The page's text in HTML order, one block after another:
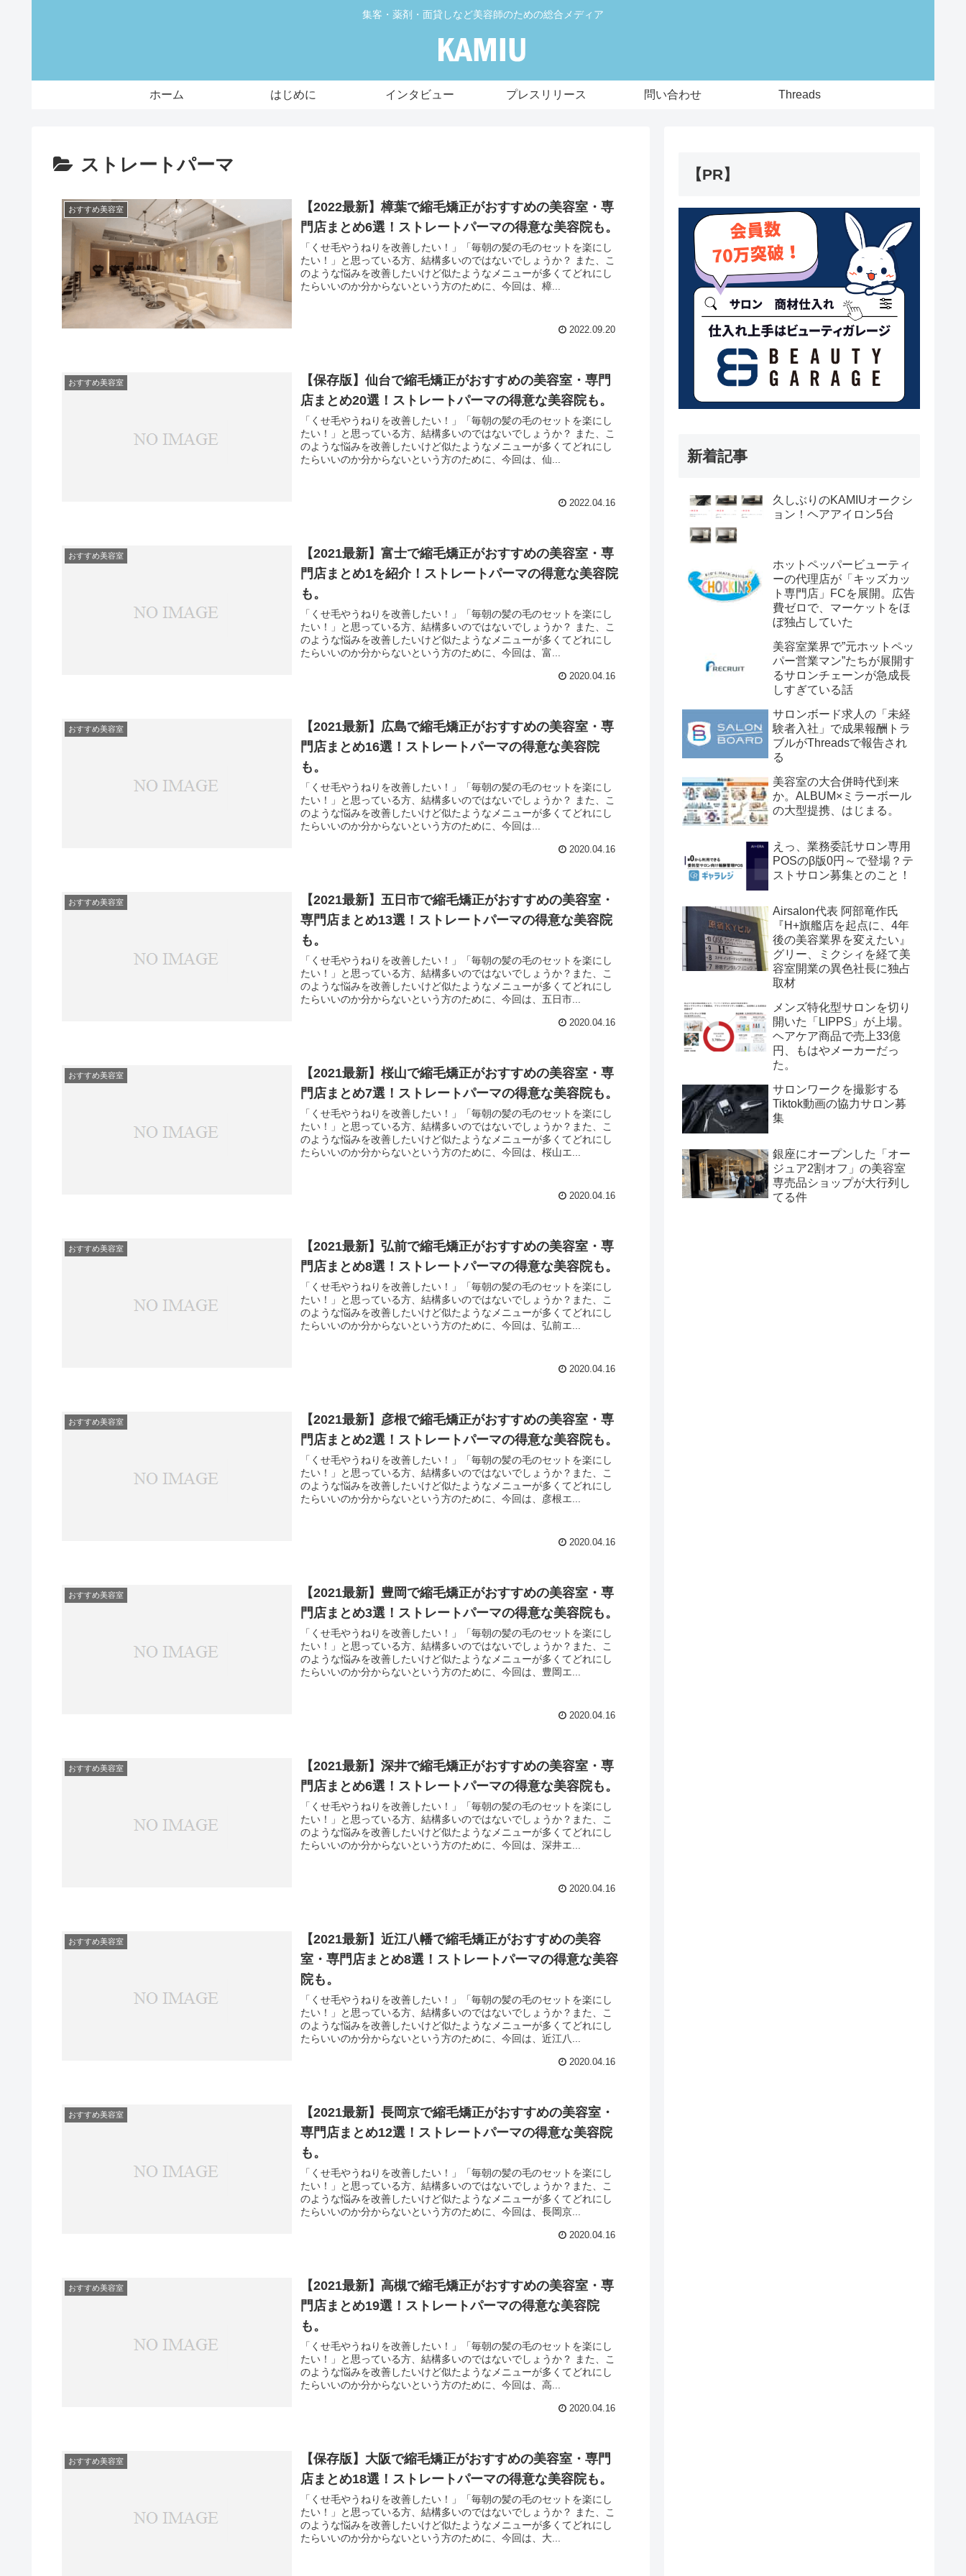
集客・薬剤・面貸しなど美容師のための総合メディア
ホーム はじめに インタビュー プレスリリース 問い合わせ Threads
ストレートパーマ
おすすめ美容室
【2022最新】樟葉で縮毛矯正がおすすめの美容室・専
門店まとめ6選！ストレートパーマの得意な美容院も。
「くせ毛やうねりを改善したい！」「毎朝の髪の毛のセットを楽にし
たい！」と思っている方、結構多いのではないでしょうか？ また、こ
のような悩みを改善したいけど似たようなメニューが多くてどれにし
たらいいのか分からないという方のために、今回は、樟...
2022.09.20
おすすめ美容室
【保存版】仙台で縮毛矯正がおすすめの美容室・専門
店まとめ20選！ストレートパーマの得意な美容院も。
「くせ毛やうねりを改善したい！」「毎朝の髪の毛のセットを楽にし
たい！」と思っている方、結構多いのではないでしょうか？ また、こ
のような悩みを改善したいけど似たようなメニューが多くてどれにし
たらいいのか分からないという方のために、今回は、仙...
2022.04.16
おすすめ美容室
【2021最新】富士で縮毛矯正がおすすめの美容室・専
門店まとめ1を紹介！ストレートパーマの得意な美容院
も。
「くせ毛やうねりを改善したい！」「毎朝の髪の毛のセットを楽にし
たい！」と思っている方、結構多いのではないでしょうか？ また、こ
のような悩みを改善したいけど似たようなメニューが多くてどれにし
たらいいのか分からないという方のために、今回は、富...
2020.04.16
おすすめ美容室
【2021最新】広島で縮毛矯正がおすすめの美容室・専
門店まとめ16選！ストレートパーマの得意な美容院
も。
「くせ毛やうねりを改善したい！」「毎朝の髪の毛のセットを楽にし
たい！」と思っている方、結構多いのではないでしょうか？ また、こ
のような悩みを改善したいけど似たようなメニューが多くてどれにし
たらいいのか分からないという方のために、今回は...
2020.04.16
おすすめ美容室
【2021最新】五日市で縮毛矯正がおすすめの美容室・
専門店まとめ13選！ストレートパーマの得意な美容院
も。
「くせ毛やうねりを改善したい！」「毎朝の髪の毛のセットを楽にし
たい！」と思っている方、結構多いのではないでしょうか？また、こ
のような悩みを改善したいけど似たようなメニューが多くてどれにし
たらいいのか分からないという方のために、今回は、五日市...
2020.04.16
おすすめ美容室
【2021最新】桜山で縮毛矯正がおすすめの美容室・専
門店まとめ7選！ストレートパーマの得意な美容院も。
「くせ毛やうねりを改善したい！」「毎朝の髪の毛のセットを楽にし
たい！」と思っている方、結構多いのではないでしょうか？また、こ
のような悩みを改善したいけど似たようなメニューが多くてどれにし
たらいいのか分からないという方のために、今回は、桜山エ...
2020.04.16
おすすめ美容室
【2021最新】弘前で縮毛矯正がおすすめの美容室・専
門店まとめ8選！ストレートパーマの得意な美容院も。
「くせ毛やうねりを改善したい！」「毎朝の髪の毛のセットを楽にし
たい！」と思っている方、結構多いのではないでしょうか？また、こ
のような悩みを改善したいけど似たようなメニューが多くてどれにし
たらいいのか分からないという方のために、今回は、弘前エ...
2020.04.16
おすすめ美容室
【2021最新】彦根で縮毛矯正がおすすめの美容室・専
門店まとめ2選！ストレートパーマの得意な美容院も。
「くせ毛やうねりを改善したい！」「毎朝の髪の毛のセットを楽にし
たい！」と思っている方、結構多いのではないでしょうか？また、こ
のような悩みを改善したいけど似たようなメニューが多くてどれにし
たらいいのか分からないという方のために、今回は、彦根エ...
2020.04.16
おすすめ美容室
【2021最新】豊岡で縮毛矯正がおすすめの美容室・専
門店まとめ3選！ストレートパーマの得意な美容院も。
「くせ毛やうねりを改善したい！」「毎朝の髪の毛のセットを楽にし
たい！」と思っている方、結構多いのではないでしょうか？また、こ
のような悩みを改善したいけど似たようなメニューが多くてどれにし
たらいいのか分からないという方のために、今回は、豊岡エ...
2020.04.16
おすすめ美容室
【2021最新】深井で縮毛矯正がおすすめの美容室・専
門店まとめ6選！ストレートパーマの得意な美容院も。
「くせ毛やうねりを改善したい！」「毎朝の髪の毛のセットを楽にし
たい！」と思っている方、結構多いのではないでしょうか？また、こ
のような悩みを改善したいけど似たようなメニューが多くてどれにし
たらいいのか分からないという方のために、今回は、深井エ...
2020.04.16
おすすめ美容室
【2021最新】近江八幡で縮毛矯正がおすすめの美容
室・専門店まとめ8選！ストレートパーマの得意な美容
院も。
「くせ毛やうねりを改善したい！」「毎朝の髪の毛のセットを楽にし
たい！」と思っている方、結構多いのではないでしょうか？また、こ
のような悩みを改善したいけど似たようなメニューが多くてどれにし
たらいいのか分からないという方のために、今回は、近江八...
2020.04.16
おすすめ美容室
【2021最新】長岡京で縮毛矯正がおすすめの美容室・
専門店まとめ12選！ストレートパーマの得意な美容院
も。
「くせ毛やうねりを改善したい！」「毎朝の髪の毛のセットを楽にし
たい！」と思っている方、結構多いのではないでしょうか？また、こ
のような悩みを改善したいけど似たようなメニューが多くてどれにし
たらいいのか分からないという方のために、今回は、長岡京...
2020.04.16
おすすめ美容室
【2021最新】高槻で縮毛矯正がおすすめの美容室・専
門店まとめ19選！ストレートパーマの得意な美容院
も。
「くせ毛やうねりを改善したい！」「毎朝の髪の毛のセットを楽にし
たい！」と思っている方、結構多いのではないでしょうか？ また、こ
のような悩みを改善したいけど似たようなメニューが多くてどれにし
たらいいのか分からないという方のために、今回は、高...
2020.04.16
おすすめ美容室
【保存版】大阪で縮毛矯正がおすすめの美容室・専門
店まとめ18選！ストレートパーマの得意な美容院も。
「くせ毛やうねりを改善したい！」「毎朝の髪の毛のセットを楽にし
たい！」と思っている方、結構多いのではないでしょうか？ また、こ
のような悩みを改善したいけど似たようなメニューが多くてどれにし
たらいいのか分からないという方のために、今回は、大...
【PR】
新着記事
久しぶりのKAMIUオークシ
ョン！ヘアアイロン5台
ホットペッパービューティ
ーの代理店が「キッズカッ
ト専門店」FCを展開。広告
費ゼロで、マーケットをほ
ぼ独占していた
美容室業界で”元ホットペッ
パー営業マン”たちが展開す
るサロンチェーンが急成長
しすぎている話
サロンボード求人の「未経
験者入社」で成果報酬トラ
ブルがThreadsで報告され
る
美容室の大合併時代到来
か。ALBUM×ミラーボール
の大型提携、はじまる。
えっ、業務委託サロン専用
POSのβ版0円～で登場？テ
ストサロン募集とのこと！
Airsalon代表 阿部竜作氏
『H+旗艦店を起点に、4年
後の美容業界を変えたい』
グリー、ミクシィを経て美
容室開業の異色社長に独占
取材
メンズ特化型サロンを切り
開いた「LIPPS」が上場。
ヘアケア商品で売上33億
円、もはやメーカーだっ
た。
サロンワークを撮影する
Tiktok動画の協力サロン募
集
銀座にオープンした「オー
ジュア2割オフ」の美容室
専売品ショップが大行列し
てる件